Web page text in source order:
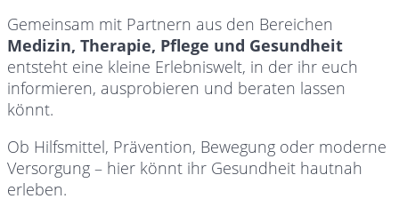
Gemeinsam mit Partnern aus den Bereichen
Medizin, Therapie, Pflege und Gesundheit
entsteht eine kleine Erlebniswelt, in der ihr euch
informieren, ausprobieren und beraten lassen
könnt.
Ob Hilfsmittel, Prävention, Bewegung oder moderne
Versorgung – hier könnt ihr Gesundheit hautnah
erleben.